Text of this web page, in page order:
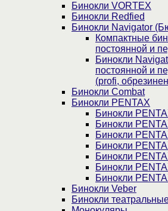
Бинокли VORTEX
Бинокли Redfied
Бинокли Navigator
Компактные
постоянной и
Бинокли
постоянной и
(profi,
Бинокли Combat
Бинокли PENTAX
Бинокли
Бинокли
Бинокли
Бинокли
Бинокли
Бинокли
Бинокли
Бинокли Veber
Бинокли